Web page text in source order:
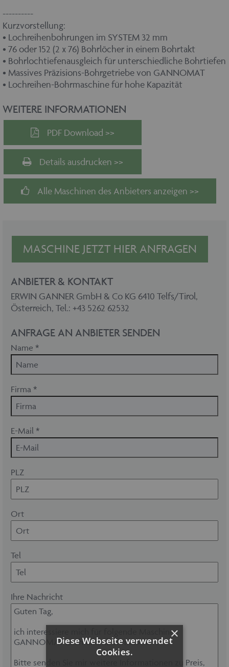
----------
Kurzvorstellung:
• Lochreihenbohrungen im SYSTEM 32 mm
• 76 oder 152 (2 x 76) Bohrlöcher in einem Bohrtakt
• Bohrlochtiefenausgleich für unterschiedliche Bohrtiefen
• Massives Präzisions-Bohrgetriebe von GANNOMAT
• Lochreihen-Bohrmaschine für hohe Kapazität
WEITERE INFORMATIONEN
PDF Download >>
Details ausdrucken >>
Alle Maschinen des Anbieters anzeigen >>
MASCHINE JETZT HIER ANFRAGEN
ANBIETER & KONTAKT
ERWIN GANNER GmbH & Co KG 6410 Telfs/Tirol,
Österreich, Tel.: +43 5262 62532
ANFRAGE AN ANBIETER SENDEN
Name *
Firma *
E-Mail *
PLZ
Ort
Tel
Ihre Nachricht
×
Diese Webseite verwendet
Cookies.